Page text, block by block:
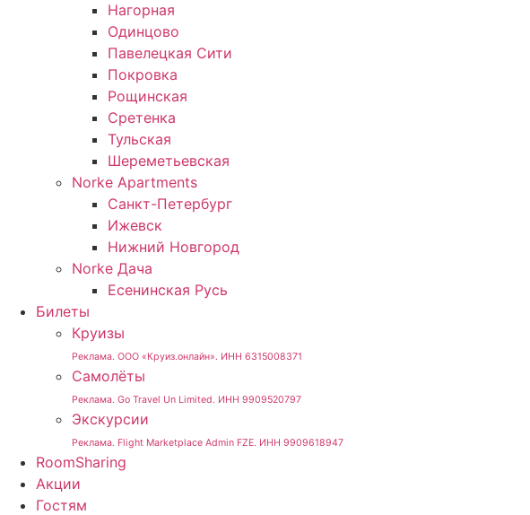
Нагорная
Одинцово
Павелецкая Сити
Покровка
Рощинская
Сретенка
Тульская
Шереметьевская
Norke Apartments
Санкт-Петербург
Ижевск
Нижний Новгород
Norke Дача
Есенинская Русь
Билеты
Круизы
Реклама. ООО «Круиз.онлайн». ИНН 6315008371
Самолёты
Реклама. Go Travel Un Limited. ИНН 9909520797
Экскурсии
Реклама. Flight Marketplace Admin FZE. ИНН 9909618947
RoomSharing
Акции
Гостям